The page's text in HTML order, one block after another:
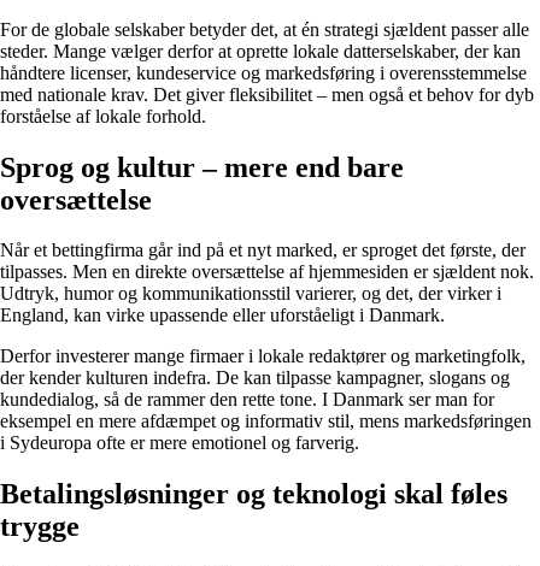
For de globale selskaber betyder det, at én strategi sjældent passer alle
steder. Mange vælger derfor at oprette lokale datterselskaber, der kan
håndtere licenser, kundeservice og markedsføring i overensstemmelse
med nationale krav. Det giver fleksibilitet – men også et behov for dyb
forståelse af lokale forhold.
Sprog og kultur – mere end bare
oversættelse
Når et bettingfirma går ind på et nyt marked, er sproget det første, der
tilpasses. Men en direkte oversættelse af hjemmesiden er sjældent nok.
Udtryk, humor og kommunikationsstil varierer, og det, der virker i
England, kan virke upassende eller uforståeligt i Danmark.
Derfor investerer mange firmaer i lokale redaktører og marketingfolk,
der kender kulturen indefra. De kan tilpasse kampagner, slogans og
kundedialog, så de rammer den rette tone. I Danmark ser man for
eksempel en mere afdæmpet og informativ stil, mens markedsføringen
i Sydeuropa ofte er mere emotionel og farverig.
Betalingsløsninger og teknologi skal føles
trygge